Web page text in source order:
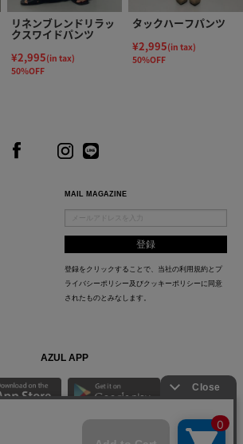
リネンブレンドリラッ
クスワイドパンツ
¥2,995(in tax)
50%OFF
タックハーフパンツ
¥2,995(in tax)
50%OFF
MAIL MAGAZINE
登録をクリックすることで、当社の利用規約と プ
ライバシーポリシー及びクッキーポリシー に同意
されたものとみなします。
AZUL APP
グ紹介までAZUL BY MOUSSYのお得な情報がいち早くチェック